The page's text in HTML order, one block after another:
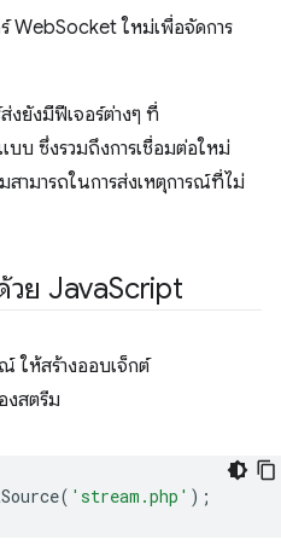
WebSocket ใหม่เพื่อจัดการ
งยังมีฟีเจอร์ต่างๆ ที่
บ ซึ่งรวมถึงการเชื่อมต่อใหม่
ามารถในการส่งเหตุการณ์ที่ไม่
วย JavaScript
ให้สร้างออบเจ็กต์
งสตรีม
( 'stream.php' );